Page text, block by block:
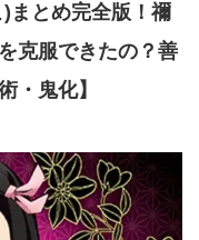
)まとめ完全版！禰
克服できたの？善
・鬼化】